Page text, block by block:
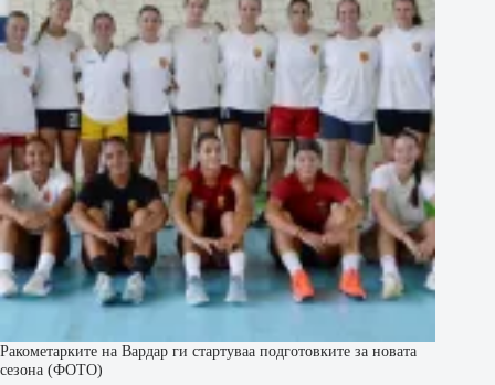
Ракометарките на Вардар ги стартуваа подготовките за новата
сезона (ФОТО)